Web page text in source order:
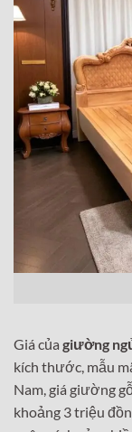
Giá của giường
kích thước, mẫu
Nam, giá giường
khoảng 3 triệu